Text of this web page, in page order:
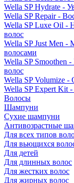
Wella SP Hydrate -
Wella SP Repair -
Wella SP Luxe Oil -
волос
Wella SP Just Men -
волосами
Wella SP Smoothen
волос
Wella SP Volumize -
Wella SP Expert Kit
Волосы
Шампуни
Сухие шампуни
Антивозрастные
Для всех типов
Для вьющихся
Для детей
Для длинных волос
Для жестких волос
Для жирных волос